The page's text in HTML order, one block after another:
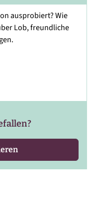
ausprobiert? Wie
Lob, freundliche